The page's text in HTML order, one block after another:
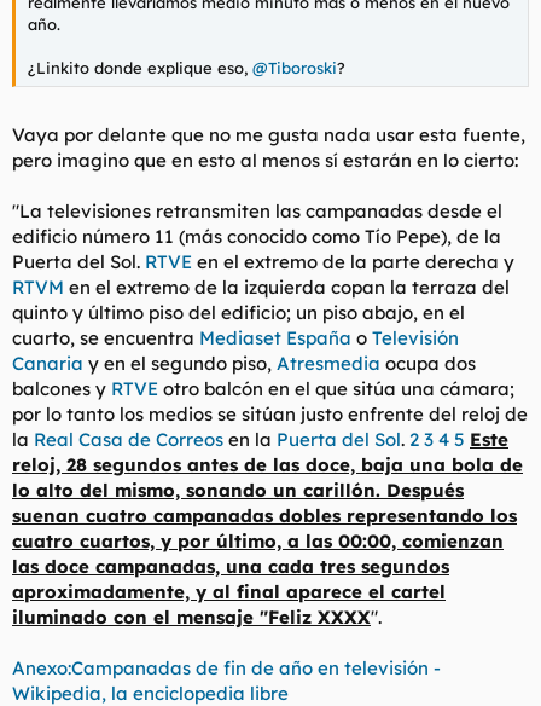
año.
¿Linkito donde explique eso, @Tiboroski?
Vaya por delante que no me gusta nada usar esta fuente,
pero imagino que en esto al menos sí estarán en lo cierto:
"La televisiones retransmiten las campanadas desde el
edificio número 11 (más conocido como Tío Pepe), de la
Puerta del Sol. RTVE en el extremo de la parte derecha y
RTVM en el extremo de la izquierda copan la terraza del
quinto y último piso del edificio; un piso abajo, en el
cuarto, se encuentra Mediaset España o Televisión
Canaria y en el segundo piso, Atresmedia ocupa dos
balcones y RTVE otro balcón en el que sitúa una cámara;
por lo tanto los medios se sitúan justo enfrente del reloj de
la Real Casa de Correos en la Puerta del Sol. 2 3 4 5 Este
reloj, 28 segundos antes de las doce, baja una bola de
lo alto del mismo, sonando un carillón. Después
suenan cuatro campanadas dobles representando los
cuatro cuartos, y por último, a las 00:00, comienzan
las doce campanadas, una cada tres segundos
aproximadamente, y al final aparece el cartel
iluminado con el mensaje "Feliz XXXX".
Anexo:Campanadas de fin de año en televisión -
Wikipedia, la enciclopedia libre